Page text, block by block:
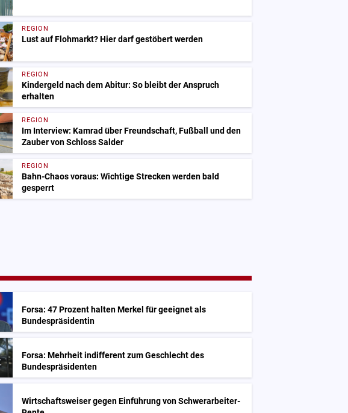
REGION
Lust auf Flohmarkt? Hier darf gestöbert werden
REGION
Kindergeld nach dem Abitur: So bleibt der Anspruch
erhalten
REGION
Im Interview: Kamrad über Freundschaft, Fußball und den
Zauber von Schloss Salder
REGION
Bahn-Chaos voraus: Wichtige Strecken werden bald
gesperrt
Forsa: 47 Prozent halten Merkel für geeignet als
Bundespräsidentin
Forsa: Mehrheit indifferent zum Geschlecht des
Bundespräsidenten
Wirtschaftsweiser gegen Einführung von Schwerarbeiter-